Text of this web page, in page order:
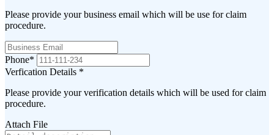
Please provide your business email which will be use for claim
procedure.
Phone*
Verfication Details *
Please provide your verification details which will be used for claim
procedure.
Attach File